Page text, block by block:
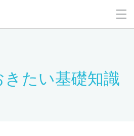
たい基礎知識